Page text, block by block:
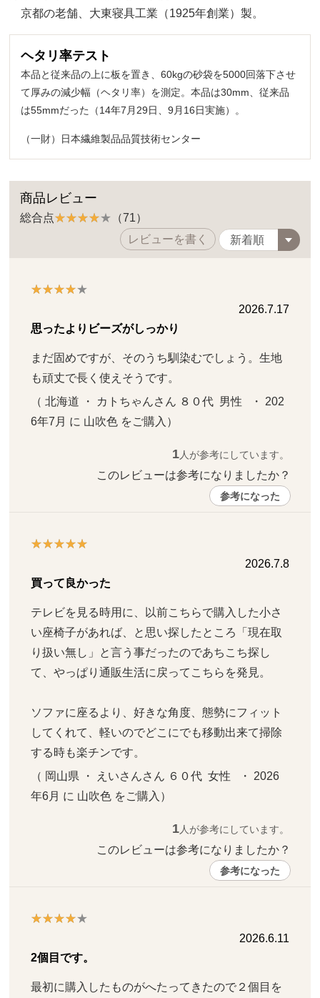
京都の老舗、大東寝具工業（1925年創業）製。
ヘタリ率テスト
本品と従来品の上に板を置き、60kgの砂袋を5000回落下させ
て厚みの減少幅（ヘタリ率）を測定。本品は30mm、従来品
は55mmだった（14年7月29日、9月16日実施）。
（一財）日本繊維製品品質技術センター
商品レビュー
総合点
（71）
レビューを書く
2026.7.17
思ったよりビーズがしっかり
まだ固めですが、そのうち馴染むでしょう。生地
も頑丈で長く使えそうです。
（ 北海道 ・ カトちゃんさん ８０代  男性   ・ 202
6年7月 に 山吹色 をご購入）
1人が参考にしています。
このレビューは参考になりましたか？
参考になった
2026.7.8
買って良かった
テレビを見る時用に、以前こちらで購入した小さ
い座椅子があれば、と思い探したところ「現在取
り扱い無し」と言う事だったのであちこち探し
て、やっぱり通販生活に戻ってこちらを発見。
ソファに座るより、好きな角度、態勢にフィット
してくれて、軽いのでどこにでも移動出来て掃除
する時も楽チンです。
（ 岡山県 ・ えいさんさん ６０代  女性   ・ 2026
年6月 に 山吹色 をご購入）
1人が参考にしています。
このレビューは参考になりましたか？
参考になった
2026.6.11
2個目です。
最初に購入したものがへたってきたので２個目を